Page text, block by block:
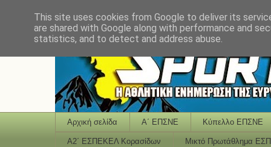
Αρχική σελίδα Α΄ ΕΠΣΝΕ Κύπελλο ΕΠΣΝΕ
Α2΄ ΕΣΠΕΚΕΛ Κορασίδων Μικτό Πρωτάθλημα
This site uses cookies from Google to deliver its
are shared with Google along with performance and
statistics, and to detect and address abuse.